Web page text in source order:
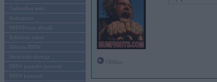
Vadāmības tests
Autosports
BMWPower aktuāli
Reklāmas raksti
Mēneša BMW
Sērijveida tūnings
BMW pasaules jaunumi
BMW koncepti